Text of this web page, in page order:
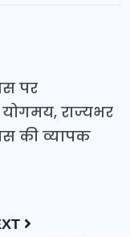
पर
राज्यभर
की व्यापक